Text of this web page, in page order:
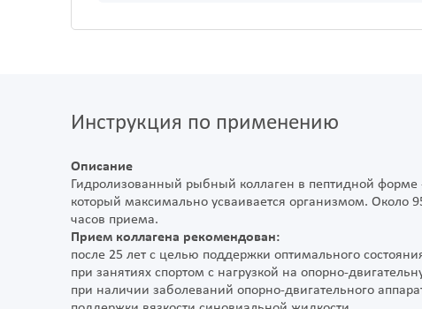
Инструкция по применению
Описание
Гидролизованный рыбный коллаген в пептидной
который максимально усваивается организмом. Около
часов приема.
Прием коллагена рекомендован:
после 25 лет с целью поддержки оптимального
при занятиях спортом с нагрузкой на опорно-
при наличии заболеваний опорно-двигательного